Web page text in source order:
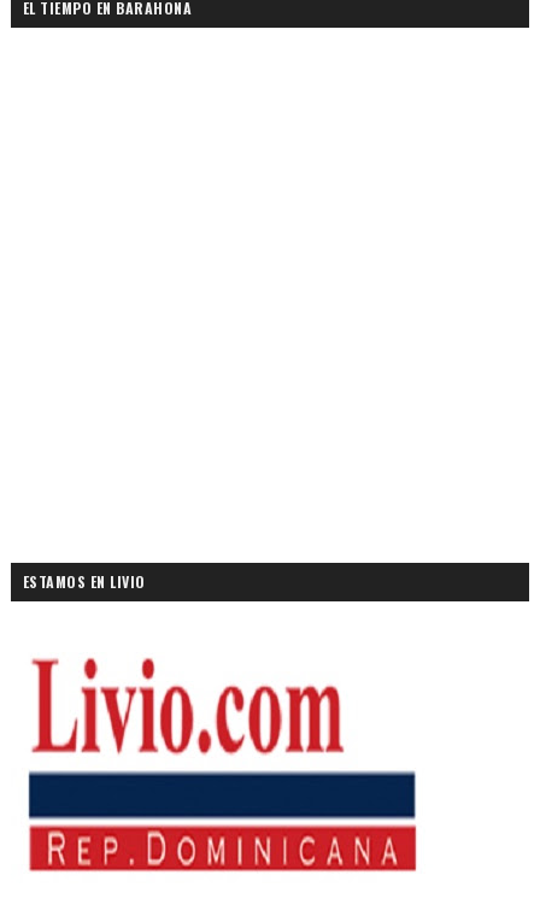
EL TIEMPO EN BARAHONA
ESTAMOS EN LIVIO